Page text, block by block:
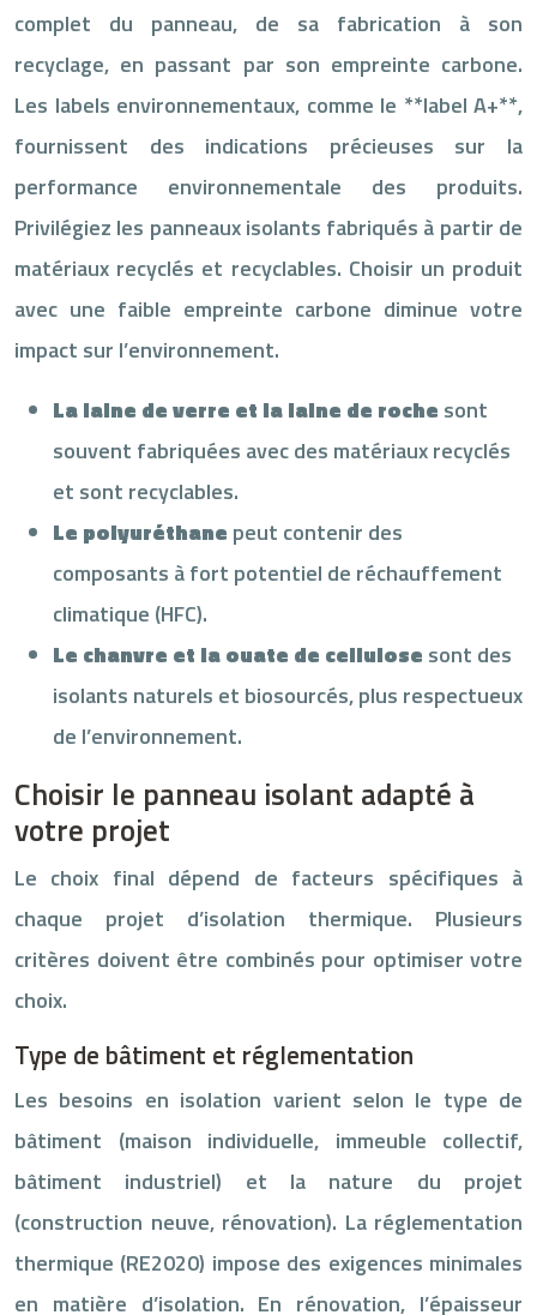
complet du panneau, de sa fabrication à son
recyclage, en passant par son empreinte carbone.
Les labels environnementaux, comme le **label A+**,
fournissent des indications précieuses sur la
performance environnementale des produits.
Privilégiez les panneaux isolants fabriqués à partir de
matériaux recyclés et recyclables. Choisir un produit
avec une faible empreinte carbone diminue votre
impact sur l’environnement.
La laine de verre et la laine de roche sont
souvent fabriquées avec des matériaux recyclés
et sont recyclables.
Le polyuréthane peut contenir des
composants à fort potentiel de réchauffement
climatique (HFC).
Le chanvre et la ouate de cellulose sont des
isolants naturels et biosourcés, plus respectueux
de l’environnement.
Choisir le panneau isolant adapté à
votre projet
Le choix final dépend de facteurs spécifiques à
chaque projet d’isolation thermique. Plusieurs
critères doivent être combinés pour optimiser votre
choix.
Type de bâtiment et réglementation
Les besoins en isolation varient selon le type de
bâtiment (maison individuelle, immeuble collectif,
bâtiment industriel) et la nature du projet
(construction neuve, rénovation). La réglementation
thermique (RE2020) impose des exigences minimales
en matière d’isolation. En rénovation, l’épaisseur